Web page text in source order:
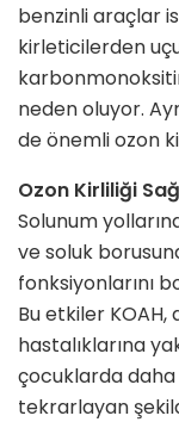
benzinli araçlar
kirleticilerden
neden oluyor.
de önemli ozon
Ozon Kirliliği
Solunum
ve soluk
fonksiyonlarını
Bu etkiler
hastalıklarına
çocuklarda daha
tekrarlayan